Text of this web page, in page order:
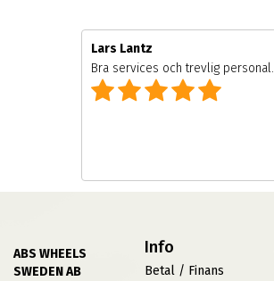
Lars Lantz
Bra services och trevlig personal.
ABS WHEELS
SWEDEN AB
Info
Betal / Finans